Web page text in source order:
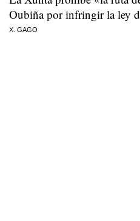
Oubiña por infringir la ley
X. GAGO